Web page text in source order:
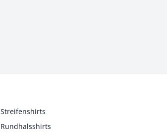
Streifenshirts
Rundhalsshirts